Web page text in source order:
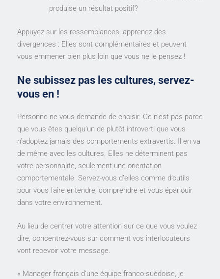
produise un résultat positif?
Appuyez sur les ressemblances, apprenez des
divergences : Elles sont complémentaires et peuvent
vous emmener bien plus loin que vous ne le pensez !
Ne subissez pas les cultures, servez-
vous en !
Personne ne vous demande de choisir. Ce n’est pas parce
que vous êtes quelqu’un de plutôt introverti que vous
n’adoptez jamais des comportements extravertis. Il en va
de même avec les cultures. Elles ne déterminent pas
votre personnalité, seulement une orientation
comportementale. Servez-vous d’elles comme d’outils
pour vous faire entendre, comprendre et vous épanouir
dans votre environnement.
Au lieu de centrer votre attention sur ce que vous voulez
dire, concentrez-vous sur comment vos interlocuteurs
vont recevoir votre message.
« Manager français d’une équipe franco-suédoise, je